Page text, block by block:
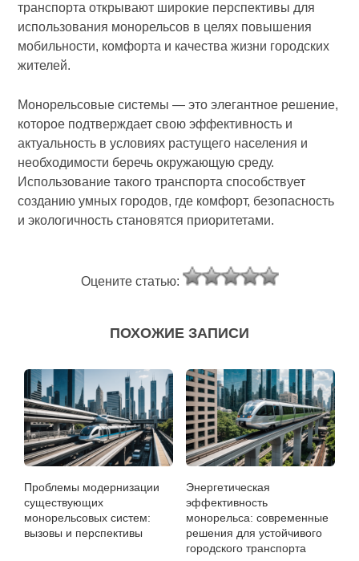
транспорта открывают широкие перспективы для
использования монорельсов в целях повышения
мобильности, комфорта и качества жизни городских
жителей.
Монорельсовые системы — это элегантное решение,
которое подтверждает свою эффективность и
актуальность в условиях растущего населения и
необходимости беречь окружающую среду.
Использование такого транспорта способствует
созданию умных городов, где комфорт, безопасность
и экологичность становятся приоритетами.
Оцените статью:
ПОХОЖИЕ ЗАПИСИ
Проблемы модернизации
существующих
монорельсовых систем:
вызовы и перспективы
Энергетическая
эффективность
монорельса: современные
решения для устойчивого
городского транспорта